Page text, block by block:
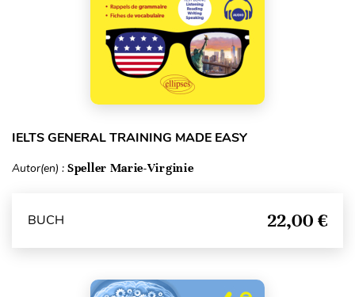
IELTS GENERAL TRAINING MADE EASY
Autor(en) : Speller Marie-Virginie
BUCH 22,00 €